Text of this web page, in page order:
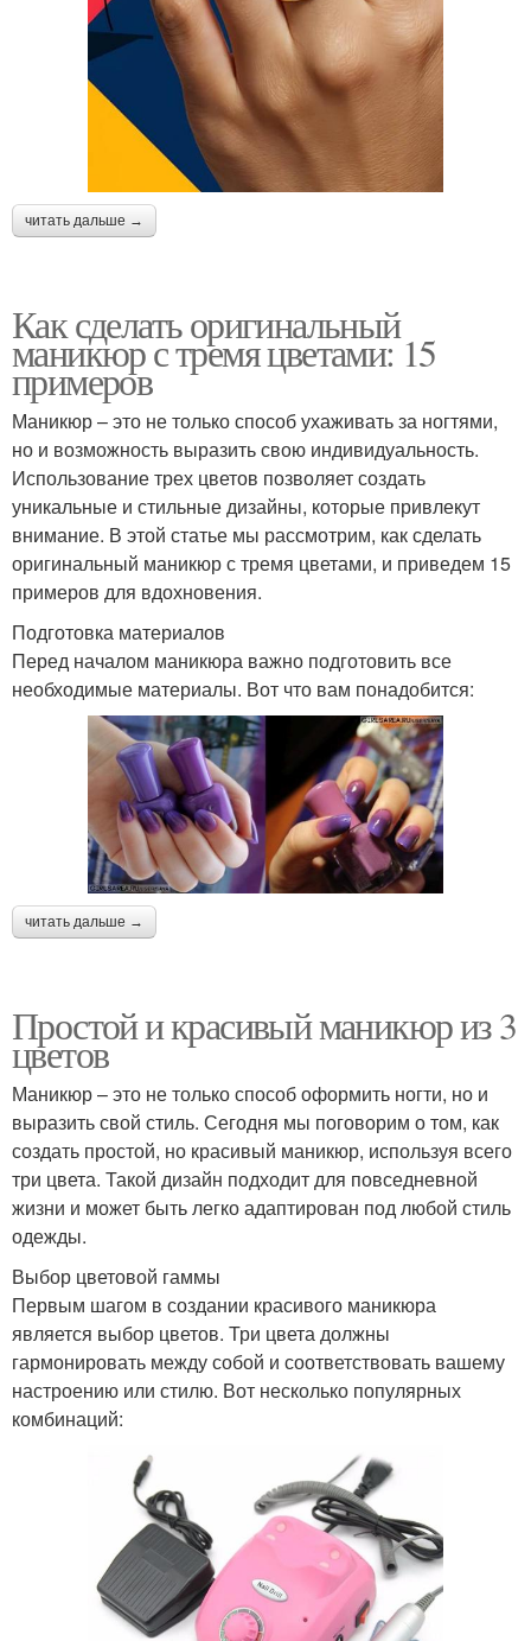
читать дальше →
Как сделать оригинальный
маникюр с тремя цветами: 15
примеров
Маникюр – это не только способ ухаживать за ногтями,
но и возможность выразить свою индивидуальность.
Использование трех цветов позволяет создать
уникальные и стильные дизайны, которые привлекут
внимание. В этой статье мы рассмотрим, как сделать
оригинальный маникюр с тремя цветами, и приведем 15
примеров для вдохновения.
Подготовка материалов
Перед началом маникюра важно подготовить все
необходимые материалы. Вот что вам понадобится:
читать дальше →
Простой и красивый маникюр из 3
цветов
Маникюр – это не только способ оформить ногти, но и
выразить свой стиль. Сегодня мы поговорим о том, как
создать простой, но красивый маникюр, используя всего
три цвета. Такой дизайн подходит для повседневной
жизни и может быть легко адаптирован под любой стиль
одежды.
Выбор цветовой гаммы
Первым шагом в создании красивого маникюра
является выбор цветов. Три цвета должны
гармонировать между собой и соответствовать вашему
настроению или стилю. Вот несколько популярных
комбинаций: